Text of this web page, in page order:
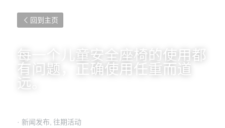
回到主页
每一个儿童安全座椅的使用都
有问题，正确使用任重而道
远。
· 新闻发布, 往期活动